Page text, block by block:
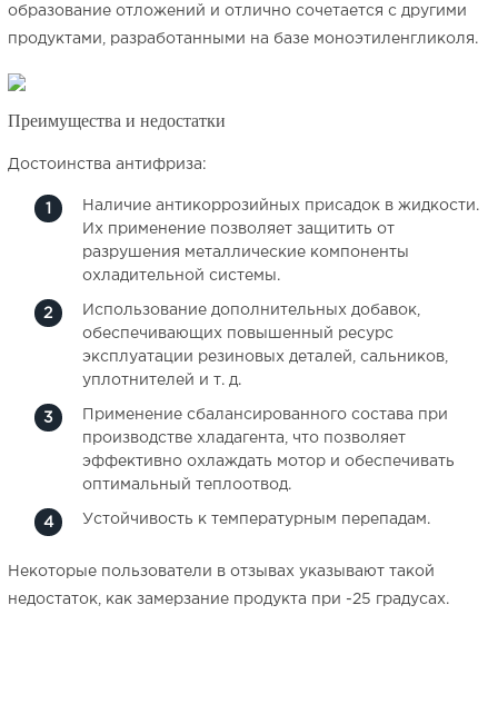
образование отложений и отлично сочетается с другими
продуктами, разработанными на базе моноэтиленгликоля.
Преимущества и недостатки
Достоинства антифриза:
Наличие антикоррозийных присадок в жидкости.
Их применение позволяет защитить от
разрушения металлические компоненты
охладительной системы.
Использование дополнительных добавок,
обеспечивающих повышенный ресурс
эксплуатации резиновых деталей, сальников,
уплотнителей и т. д.
Применение сбалансированного состава при
производстве хладагента, что позволяет
эффективно охлаждать мотор и обеспечивать
оптимальный теплоотвод.
Устойчивость к температурным перепадам.
Некоторые пользователи в отзывах указывают такой
недостаток, как замерзание продукта при -25 градусах.